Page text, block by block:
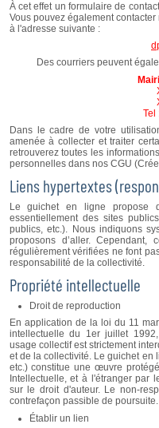
À cet effet un formulaire de
Vous pouvez également
à l'adresse suivante :
Des courriers peuvent
Tel
Dans le cadre de votre
amenée à collecter et traiter
retrouverez toutes les
personnelles dans nos CGU
Liens hypertextes
Le guichet en ligne propose
essentiellement des sites
publics, etc.). Nous indiquons
proposons d’aller.
régulièrement vérifiées ne font
responsabilité de la collectivité.
Propriété intellectuelle
Droit de reproduction
En application de la loi du 11
intellectuelle du 1er juillet
usage collectif est strictement
et de la collectivité. Le guichet en
etc.) constitue une œuvre
Intellectuelle, et à l'étranger par
sur le droit d'auteur. Le non-
contrefaçon passible de poursuite.
Établir un lien